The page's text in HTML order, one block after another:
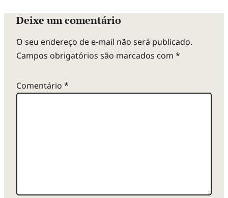
Deixe um comentário
O seu endereço de e-mail não será publicado.
Campos obrigatórios são marcados com *
Comentário *